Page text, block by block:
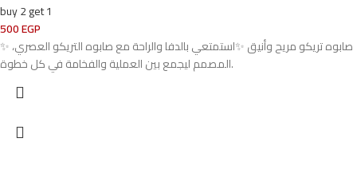
buy 2 get 1
500EGP
✨ صابوه تريكو مريح وأنيق ✨استمتعي بالدفا والراحة مع صابوه التريكو العصري،
المصمم ليجمع بين العملية والفخامة في كل خطوة.